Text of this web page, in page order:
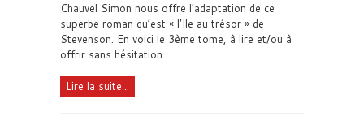
Chauvel Simon nous offre l’adaptation de ce
superbe roman qu’est « l’Ile au trésor » de
Stevenson. En voici le 3ème tome, à lire et/ou à
offrir sans hésitation.
Lire la suite...